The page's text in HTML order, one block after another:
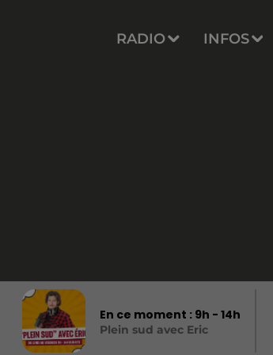
RADIO INFOS
En ce moment : 9h - 14h
Plein sud avec Eric